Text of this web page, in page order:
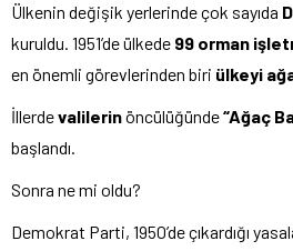
Ülkenin değişik yerlerinde çok sayıda
kuruldu. 1951’de ülkede 99 orman
en önemli görevlerinden biri ülkeyi
İllerdevalilerinöncülüğünde“Ağaç
başlandı.
Sonra ne mi oldu?
Demokrat Parti, 1950’de çıkardığı